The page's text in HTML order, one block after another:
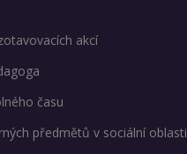
akcí
času
předmětů v sociální oblasti